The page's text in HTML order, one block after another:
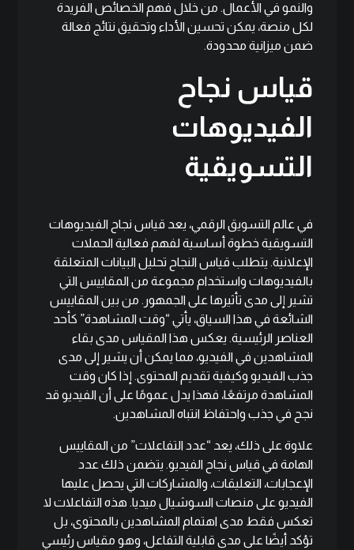
والنمو في الأعمال. من خلال فهم الخصائص الفريدة
لكل منصة، يمكن تحسين الأداء وتحقيق نتائج فعالة
ضمن ميزانية محدودة.
قياس نجاح
الفيديوهات
التسويقية
في عالم التسويق الرقمي، يعد قياس نجاح الفيديوهات
التسويقية خطوة أساسية لفهم فعالية الحملات
الإعلانية. يتطلب قياس النجاح تحليل البيانات المتعلقة
بالفيديوهات واستخدام مجموعة من المقاييس التي
تشير إلى مدى تأثيرها على الجمهور. من بين المقاييس
الشائعة في هذا السياق، يأتي “وقت المشاهدة” كأحد
العناصر الرئيسية. يعكس هذا المقياس مدى بقاء
المشاهدين في الفيديو، مما يمكن أن يشير إلى مدى
جذب الفيديو وكيفية تقديم المحتوى. إذا كان وقت
المشاهدة مرتفعًا، فهذا يدل عمومًا على أن الفيديو قد
نجح في جذب واحتفاظ انتباه المشاهدين.
علاوة على ذلك، يعد “عدد التفاعلات” من المقاييس
الهامة في قياس نجاح الفيديو. يتضمن ذلك عدد
الإعجابات، التعليقات، والمشاركات التي يحصل عليها
الفيديو على منصات السوشيال ميديا. هذه التفاعلات لا
تعكس فقط مدى اهتمام المشاهدين بالمحتوى، بل
تؤكد أيضًا على مدى قابلية التفاعل، وهو مقياس رئيسي